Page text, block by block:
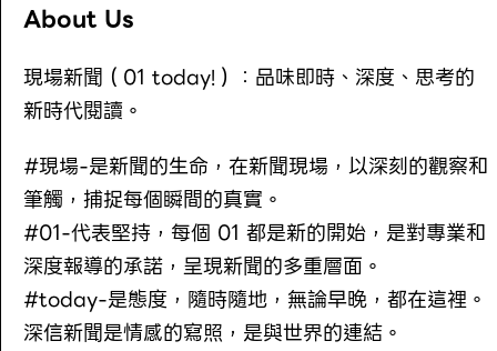
About Us
現場新聞（01 today!）：品味即時、深度、思考的
新時代閱讀。
#現場-是新聞的生命，在新聞現場，以深刻的觀察和
筆觸，捕捉每個瞬間的真實。
#01-代表堅持，每個 01 都是新的開始，是對專業和
深度報導的承諾，呈現新聞的多重層面。
#today-是態度，隨時隨地，無論早晚，都在這裡。
深信新聞是情感的寫照，是與世界的連結。